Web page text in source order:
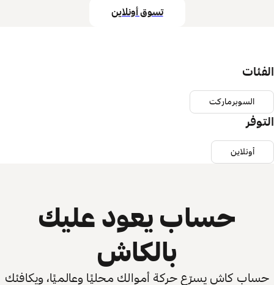
تسوق أونلاين
الفئات
السوبرماركت
التوفر
أونلاين
حساب يعود عليك
بالكاش
حساب كاش يسرّع حركة أموالك محليًا وعالميًا، ويكافئك